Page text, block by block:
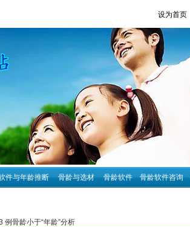
设为首页
件与年龄推断 骨龄与选材 骨龄软件 骨龄软件咨询
例骨龄小于“年龄”分析